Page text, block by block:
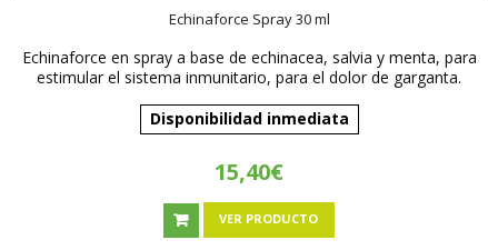
Echinaforce Spray 30 ml
Echinaforce en spray a base de echinacea, salvia y menta, para
estimular el sistema inmunitario, para el dolor de garganta.
Disponibilidad inmediata
15,40€
VER PRODUCTO